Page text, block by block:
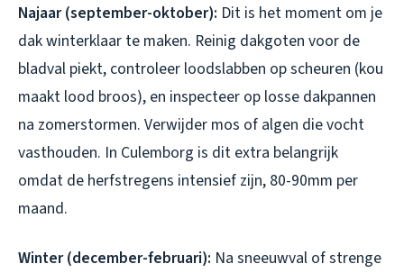
Najaar (september-oktober): Dit is het moment om je
dak winterklaar te maken. Reinig dakgoten voor de
bladval piekt, controleer loodslabben op scheuren (kou
maakt lood broos), en inspecteer op losse dakpannen
na zomerstormen. Verwijder mos of algen die vocht
vasthouden. In Culemborg is dit extra belangrijk
omdat de herfstregens intensief zijn, 80-90mm per
maand.
Winter (december-februari): Na sneeuwval of strenge